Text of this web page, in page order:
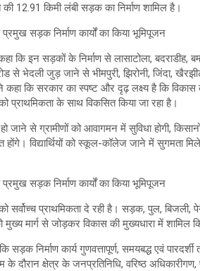
किमी लंबी सड़क का निर्माण शामिल है।
कि इन सड़कों के निर्माण से लासाटोला, बदराडीह,
भेदली जुड़ जाने से भीमपुरी, झिरोनी, जिंदा,
कहा कि सरकार का स्पष्ट और दृढ़ लक्ष्य है कि
के साथ विकसित किया जा रहा है।
जाने से ग्रामीणों को आवागमन में सुविधा होगी,
विद्यार्थियों को स्कूल-कॉलेज जाने में सुगमता
प्राथमिकता दे रही है। सड़क, पुल, बिजली,
मार्ग से जोड़कर विकास की मुख्यधारा में शामिल
सड़क निर्माण कार्य गुणवत्तापूर्ण, समयबद्ध एवं
क्षेत्र के जनप्रतिनिधि, वरिष्ठ अधिकारीगण,